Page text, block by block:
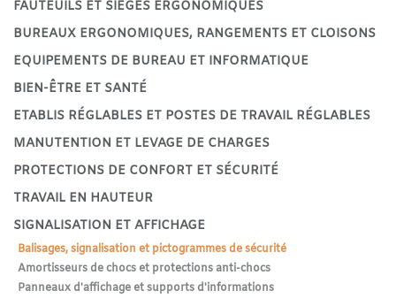
FAUTEUILS ET SIÈGES ERGONOMIQUES
BUREAUX ERGONOMIQUES, RANGEMENTS ET CLOISONS
EQUIPEMENTS DE BUREAU ET INFORMATIQUE
BIEN-ÊTRE ET SANTÉ
ETABLIS RÉGLABLES ET POSTES DE TRAVAIL RÉGLABLES
MANUTENTION ET LEVAGE DE CHARGES
PROTECTIONS DE CONFORT ET SÉCURITÉ
TRAVAIL EN HAUTEUR
SIGNALISATION ET AFFICHAGE
Balisages, signalisation et pictogrammes de sécurité
Amortisseurs de chocs et protections anti-chocs
Panneaux d'affichage et supports d'informations